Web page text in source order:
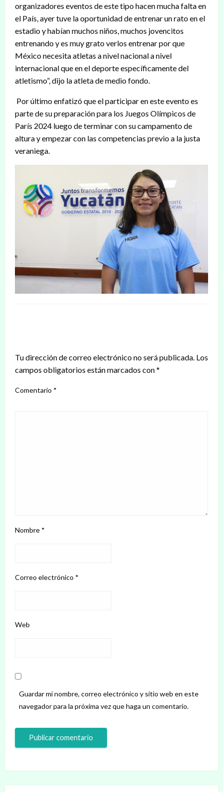
organizadores eventos de este tipo hacen mucha falta en
el País, ayer tuve la oportunidad de entrenar un rato en el
estadio y habían muchos niños, muchos jovencitos
entrenando y es muy grato verlos entrenar por que
México necesita atletas a nivel nacional a nivel
internacional que en el deporte específicamente del
atletismo”, dijo la atleta de medio fondo.
Por último enfatizó que el participar en este evento es
parte de su preparación para los Juegos Olímpicos de
París 2024 luego de terminar con su campamento de
altura y empezar con las competencias previo a la justa
veraniega.
Tu dirección de correo electrónico no será publicada. Los
campos obligatorios están marcados con*
Comentario *
Nombre *
Correo electrónico *
Web
Guardar mi nombre, correo electrónico y sitio web en este
navegador para la próxima vez que haga un comentario.